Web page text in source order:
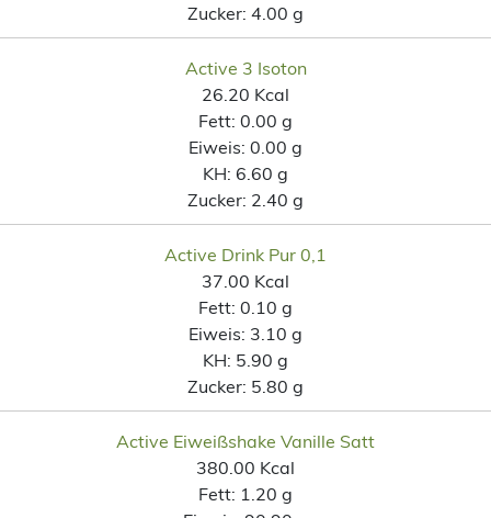
Zucker: 4.00 g
Active 3 Isoton
26.20 Kcal
Fett: 0.00 g
Eiweis: 0.00 g
KH: 6.60 g
Zucker: 2.40 g
Active Drink Pur 0,1
37.00 Kcal
Fett: 0.10 g
Eiweis: 3.10 g
KH: 5.90 g
Zucker: 5.80 g
Active Eiweißshake Vanille Satt
380.00 Kcal
Fett: 1.20 g